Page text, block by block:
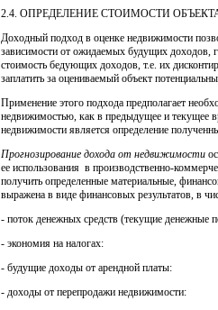
2.4. ОПРЕДЕЛЕНИЕ СТОИМОСТИ
Доходный подход в оценке недвижимости
зависимости от ожидаемых будущих
стоимость бедующих доходов, т.е. их
заплатить за оцениваемый объект
Применение этого подхода предполагает
недвижимостью, как в предыдущее и текущее
недвижимости является определение
Прогнозирование дохода от недвижимости
ее использования в производственно-
получить определенные материальные,
выражена в виде финансовых результатов, в
- поток денежных средств (текущие денежные
- экономия на налогах:
- будущие доходы от арендной платы:
- доходы от перепродажи недвижимости: